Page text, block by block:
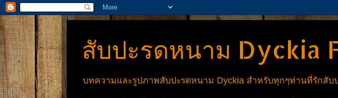
สับปะรดหนาม Dyckia
บทความและรูปภาพสับปะรดหนาม Dyckia สำหรับทุกๆท่านที่รักสับ